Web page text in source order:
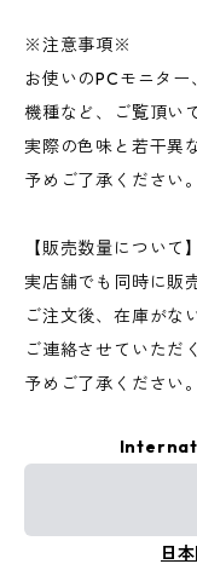
※注意事項※
お使いのPCモニタ
機種など、ご覧頂い
実際の色味と若干異
予めご了承ください。
【販売数量について】
実店舗でも同時に販
ご注文後、在庫がな
ご連絡させていただ
予めご了承ください。
日